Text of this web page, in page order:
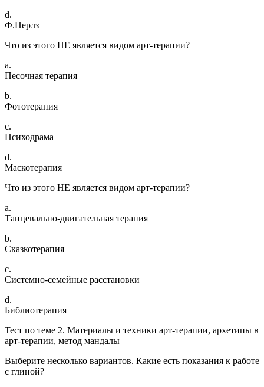
d.
Ф.Перлз
Что из этого НЕ является видом арт-терапии?
a.
Песочная терапия
b.
Фототерапия
c.
Психодрама
d.
Маскотерапия
Что из этого НЕ является видом арт-терапии?
a.
Танцевально-двигательная терапия
b.
Сказкотерапия
c.
Системно-семейные расстановки
d.
Библиотерапия
Тест по теме 2. Материалы и техники арт-терапии, архетипы в
арт-терапии, метод мандалы
Выберите несколько вариантов. Какие есть показания к работе
с глиной?